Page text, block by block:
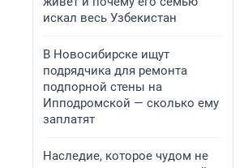
искал весь Узбекистан
В Новосибирске ищут
подрядчика для ремонта
подпорной стены на
Ипподромской — сколько ему
заплатят
Наследие, которое чудом не